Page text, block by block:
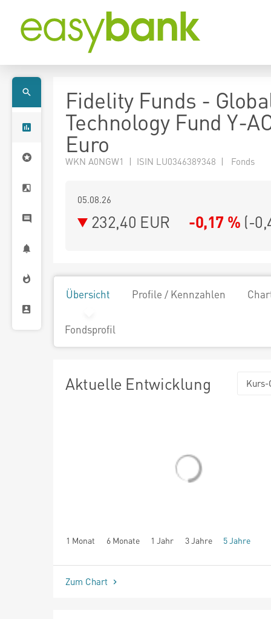
Fidelity Funds -
Technology Fund Y-
Euro
WKN A0NGW1 | ISIN LU0346389348 | Fonds
05.08.26
232,40 EUR -0,17 % (-
Übersicht Profile / Kennzahlen
Fondsprofil
Aktuelle Entwicklung Kurs-
1 Monat 6 Monate 1 Jahr 3 Jahre 5 Jahre
seit Beginn
Zum Chart